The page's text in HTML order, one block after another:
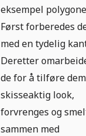
eksempel
Først forberedes
med en tydelig
Deretter
de for å tilføre
skisseaktig look,
forvrenges og
sammen med